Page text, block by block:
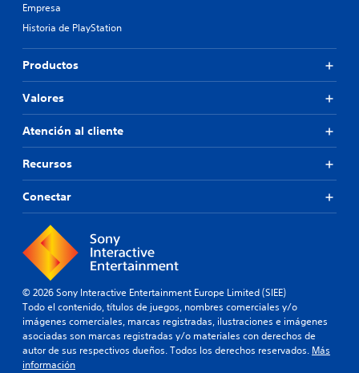
Empresa
Historia de PlayStation
Productos
Valores
Atención al cliente
Recursos
Conectar
© 2026 Sony Interactive Entertainment Europe Limited (SIEE)
Todo el contenido, títulos de juegos, nombres comerciales y/o
imágenes comerciales, marcas registradas, ilustraciones e imágenes
asociadas son marcas registradas y/o materiales con derechos de
autor de sus respectivos dueños. Todos los derechos reservados. Más
información